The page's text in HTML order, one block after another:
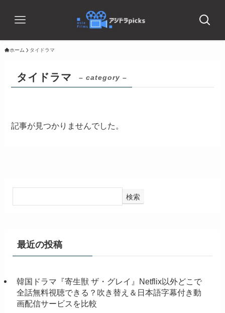
ホーム タイドラマ
タイドラマ – category –
記事が見つかりませんでした。
検索
最近の投稿
韓国ドラマ『寄生獣 ザ・グレイ』Netflix以外どこで
全話無料視聴できる？吹き替え＆日本語字幕付き動
画配信サービスを比較